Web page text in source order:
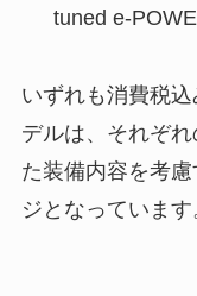
tuned e-
いずれも消費税
デルは、それぞ
た装備内容を考
ジとなっています